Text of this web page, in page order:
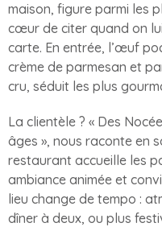
maison, figure parmi les
cœur de citer quand on
carte. En entrée, l’œuf
crème de parmesan et
cru, séduit les plus
La clientèle ? « Des
âges », nous raconte en
restaurant accueille les
ambiance animée et
lieu change de tempo :
dîner à deux, ou plus